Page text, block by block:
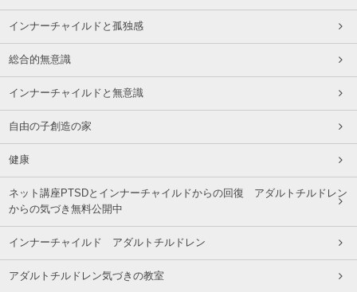
インナーチャイルドと孤独感
総合的無意識
インナーチャイルドと無意識
自由の子創造の家
健康
ネット講座PTSDとインナーチャイルドからの回復 アダルトチルドレン
からの気づき無料公開中
インナーチャイルド アダルトチルドレン
アダルトチルドレン気づきの教室